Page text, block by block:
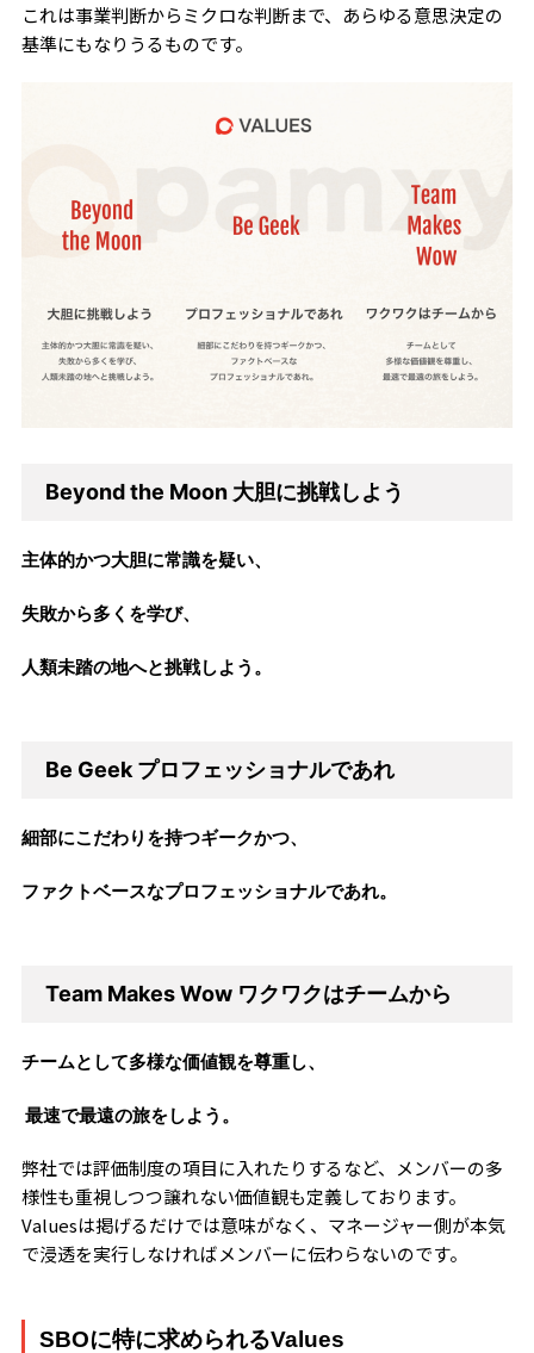
これは事業判断からミクロな判断まで、あらゆる意思決定の
基準にもなりうるものです。
Beyond the Moon 大胆に挑戦しよう
主体的かつ大胆に常識を疑い、
失敗から多くを学び、
人類未踏の地へと挑戦しよう。
Be Geek プロフェッショナルであれ
細部にこだわりを持つギークかつ、
ファクトベースなプロフェッショナルであれ。
Team Makes Wow ワクワクはチームから
チームとして多様な価値観を尊重し、
最速で最遠の旅をしよう。
弊社では評価制度の項目に入れたりするなど、メンバーの多
様性も重視しつつ譲れない価値観も定義しております。
Valuesは掲げるだけでは意味がなく、マネージャー側が本気
で浸透を実行しなければメンバーに伝わらないのです。
SBOに特に求められるValues